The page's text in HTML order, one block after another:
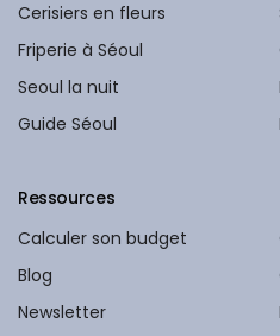
Cerisiers en fleurs
Friperie à Séoul
Seoul la nuit
Guide Séoul
Ressources
Calculer son budget
Blog
Newsletter